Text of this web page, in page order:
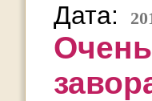
Дата: